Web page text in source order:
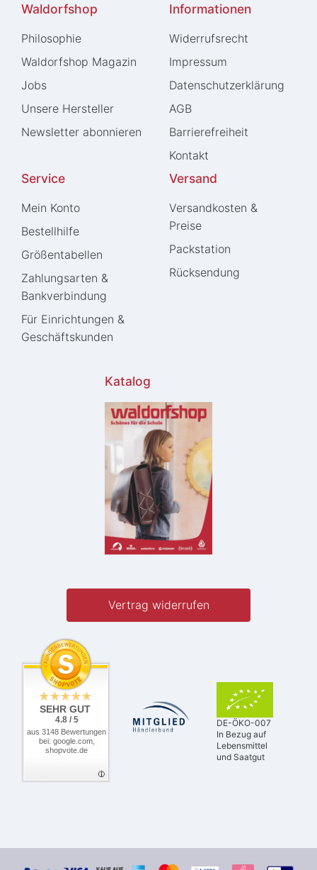
Waldorfshop
Philosophie
Waldorfshop Magazin
Jobs
Unsere Hersteller
Newsletter abonnieren
Informationen
Widerrufs­recht
Impressum
Daten­schutz­erklärung
AGB
Barrierefreiheit
Kontakt
Service
Mein Konto
Bestellhilfe
Größentabellen
Zahlungsarten &
Bankverbindung
Für Einrichtungen &
Geschäftskunden
Versand
Versandkosten &
Preise
Packstation
Rücksendung
Katalog
Vertrag widerrufen
SEHR GUT
4.8 / 5
aus 3148 Bewertungen
bei: google.com,
shopvote.de
DE-ÖKO-007
In Bezug auf
Lebensmittel
und Saatgut